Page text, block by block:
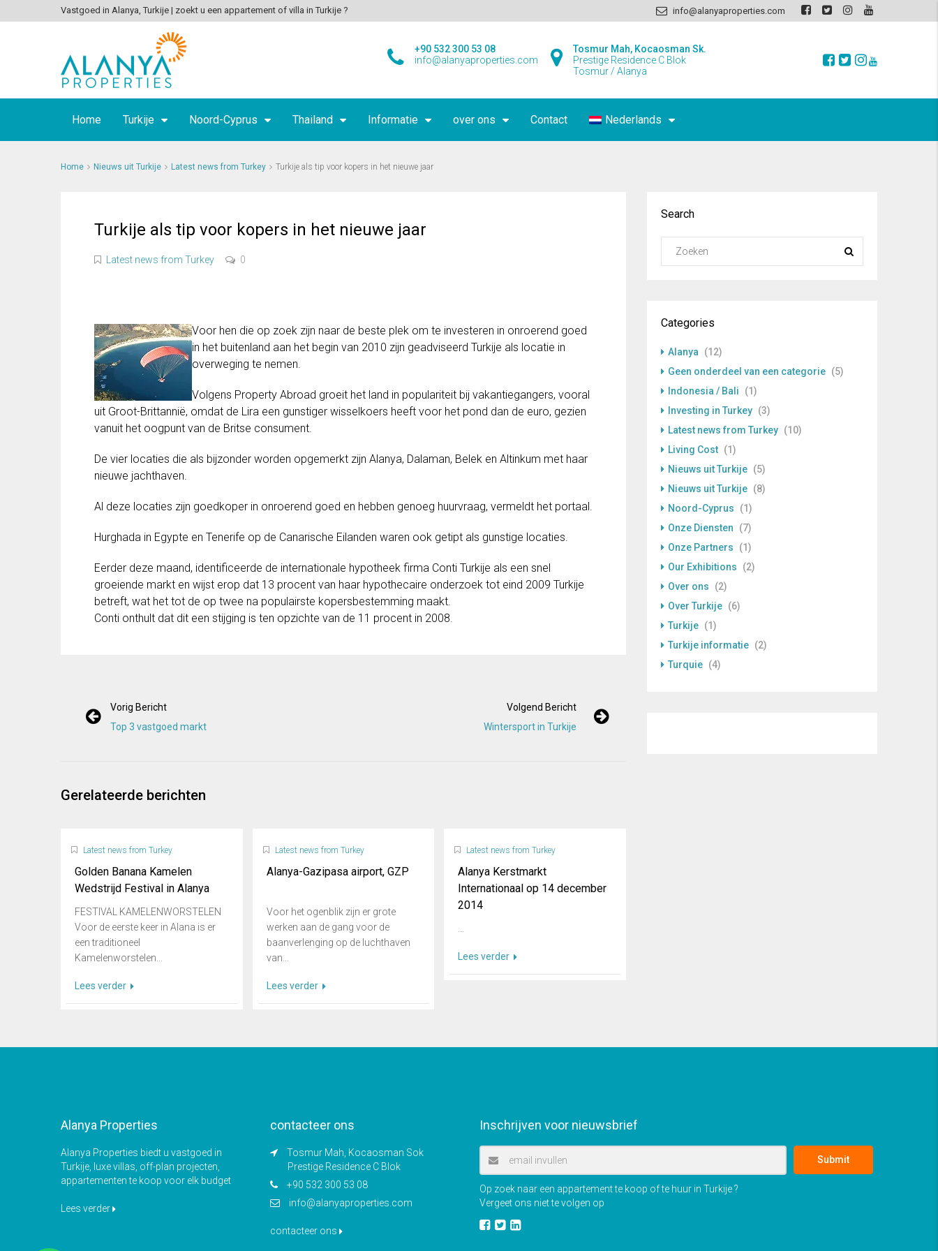
Vastgoed in Alanya, Turkije | zoekt u een appartement of villa in Turkije ? info@alanyaproperties.com
Tosmur Mah, Kocaosman Sk.
Prestige Residence C Blok
Tosmur / Alanya
+90 532 300 53 08
info@alanyaproperties.com
Home Turkije Noord-Cyprus Thailand Informatie over ons Contact Nederlands
Home Nieuws uit Turkije Latest news from Turkey Turkije als tip voor kopers in het nieuwe jaar
Turkije als tip voor kopers in het nieuwe jaar
Latest news from Turkey 0
Voor hen die op zoek zijn naar de beste plek om te investeren in onroerend goed
in het buitenland aan het begin van 2010 zijn geadviseerd Turkije als locatie in
overweging te nemen.
Volgens Property Abroad groeit het land in populariteit bij vakantiegangers, vooral
uit Groot-Brittannië, omdat de Lira een gunstiger wisselkoers heeft voor het pond dan de euro, gezien
vanuit het oogpunt van de Britse consument.
De vier locaties die als bijzonder worden opgemerkt zijn Alanya, Dalaman, Belek en Altinkum met haar
nieuwe jachthaven.
Al deze locaties zijn goedkoper in onroerend goed en hebben genoeg huurvraag, vermeldt het portaal.
Hurghada in Egypte en Tenerife op de Canarische Eilanden waren ook getipt als gunstige locaties.
Eerder deze maand, identificeerde de internationale hypotheek firma Conti Turkije als een snel
groeiende markt en wijst erop dat 13 procent van haar hypothecaire onderzoek tot eind 2009 Turkije
betreft, wat het tot de op twee na populairste kopersbestemming maakt.
Conti onthult dat dit een stijging is ten opzichte van de 11 procent in 2008.
Vorig Bericht
Top 3 vastgoed markt
Volgend Bericht
Wintersport in Turkije
Gerelateerde berichten
Latest news from Turkey
Golden Banana Kamelen
Wedstrijd Festival in Alanya
FESTIVAL KAMELENWORSTELEN
Voor de eerste keer in Alana is er
een traditioneel
Kamelenworstelen...
Lees verder
Latest news from Turkey
Alanya-Gazipasa airport, GZP
Voor het ogenblik zijn er grote
werken aan de gang voor de
baanverlenging op de luchthaven
van...
Lees verder
Latest news from Turkey
Alanya Kerstmarkt
Internationaal op 14 december
2014
Lees verder
Search
Categories
Alanya
(12)
Geen onderdeel van een categorie (5)
Indonesia / Bali
(1)
Investing in Turkey (3)
Latest news from Turkey (10)
Living Cost (1)
Nieuws uit Turkije (5)
Nieuws uit Turkije (8)
Noord-Cyprus
(1)
Onze Diensten
(7)
Onze Partners
(1)
Our Exhibitions
(2)
Over ons
(2)
Over Turkije (6)
Turkije (1)
Turkije informatie (2)
Turquie (4)
Alanya Properties
Alanya Properties biedt u vastgoed in
Turkije, luxe villas, off-plan projecten,
appartementen te koop voor elk budget
Lees verder
contacteer ons
Tosmur Mah, Kocaosman Sok
Prestige Residence C Blok
+90 532 300 53 08
info@alanyaproperties.com
contacteer ons
Inschrijven voor nieuwsbrief
Submit
Op zoek naar een appartement te koop of te huur in Turkije ?
Vergeet ons niet te volgen op